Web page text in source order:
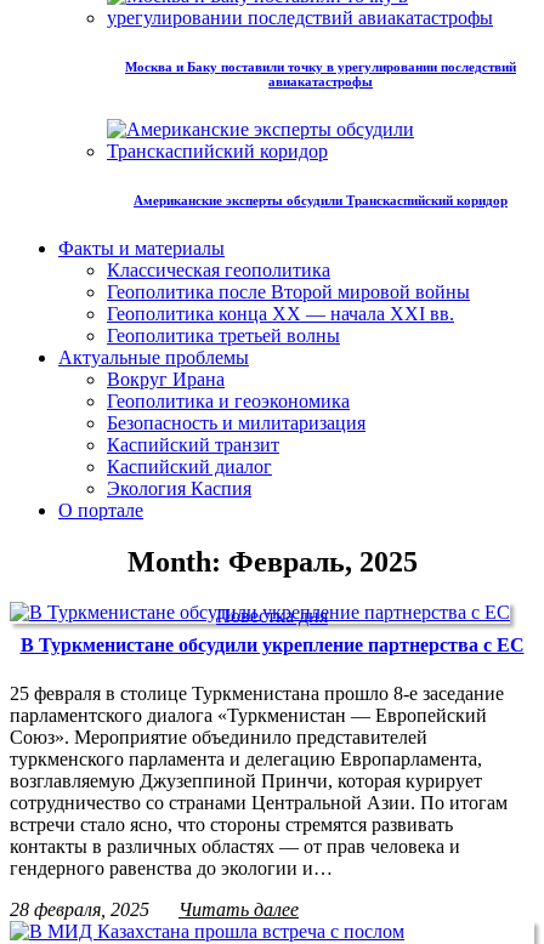
Москва и Баку поставили точку в урегулировании последствий
авиакатастрофы
Американские эксперты обсудили Транскаспийский коридор
Факты и материалы
Классическая геополитика
Геополитика после Второй мировой войны
Геополитика конца XX — начала XXI вв.
Геополитика третьей волны
Актуальные проблемы
Вокруг Ирана
Геополитика и геоэкономика
Безопасность и милитаризация
Каспийский транзит
Каспийский диалог
Экология Каспия
О портале
Month: Февраль, 2025
Повестка дня
В Туркменистане обсудили укрепление партнерства с ЕС
25 февраля в столице Туркменистана прошло 8-е заседание
парламентского диалога «Туркменистан — Европейский
Союз». Мероприятие объединило представителей
туркменского парламента и делегацию Европарламента,
возглавляемую Джузеппиной Принчи, которая курирует
сотрудничество со странами Центральной Азии. По итогам
встречи стало ясно, что стороны стремятся развивать
контакты в различных областях — от прав человека и
гендерного равенства до экологии и…
28 февраля, 2025
Читать далее